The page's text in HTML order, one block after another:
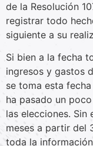
de la Resolución
registrar todo
siguiente a su
Si bien a la fecha
ingresos y gastos
se toma esta
ha pasado un
las elecciones. Sin
meses a partir del
toda la